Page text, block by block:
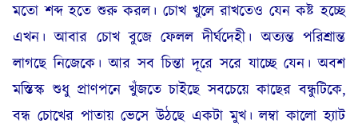
মতো শব্দ হতে শুরু করল। চোখ খুলে রাখতেও যেন কষ্ট হচ্ছে
এখন। আবার চোখ বুজে ফেলল দীর্ঘদেহী। অত্যন্ত পরিশ্রান্ত
লাগছে নিজেকে। আর সব চিন্তা দূরে সরে যাচ্ছে যেন। অবশ
মস্তিস্ক শুধু প্রাণপনে খুঁজতে চাইছে সবচেয়ে কাছের বন্ধুটিকে,
বন্ধ চোখের পাতায় ভেসে উঠছে একটা মুখ। লম্বা কালো হ্যাট